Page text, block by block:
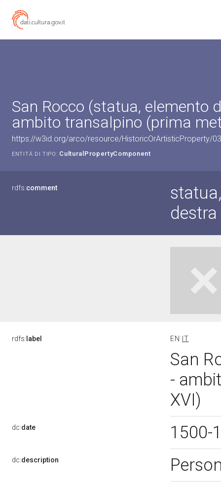
San Rocco (statua, elemento
ambito transalpino (prima
https://w3id.org/arco/resource/HistoricOrArtisticProperty/
ENTITÀ DI TIPO: CulturalPropertyComponent
rdfs:comment
rdfs: label EN IT
San
-
XVI)
dc:date 1500-
dc:description